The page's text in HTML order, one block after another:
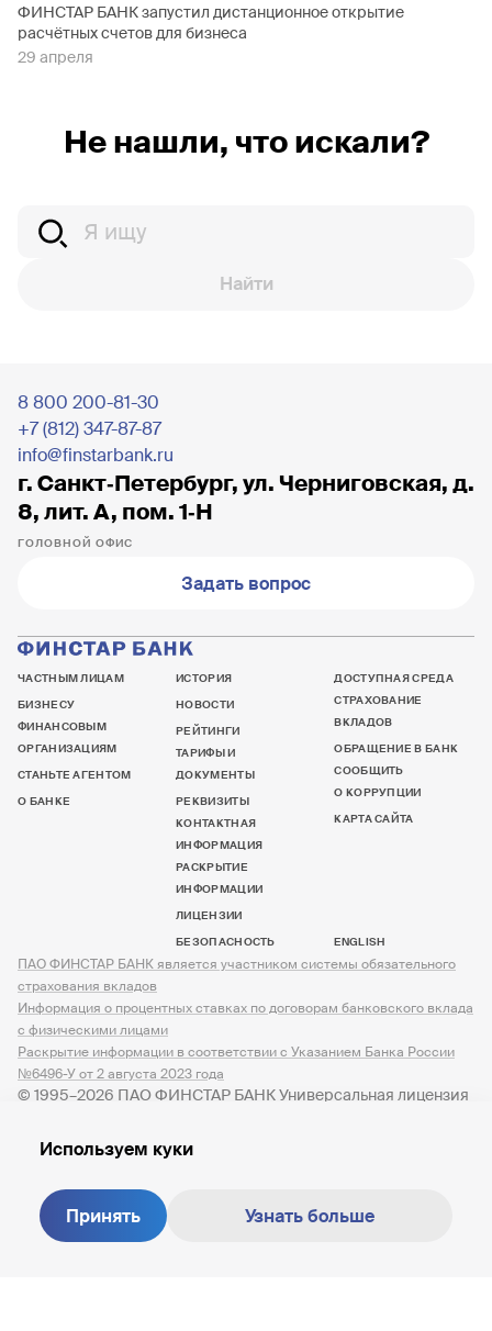
ФИНСТАР БАНК запустил дистанционное открытие
расчётных счетов для бизнеса
29 апреля
Не нашли, что искали?
Найти
8 800 200-81-30
+7 (812) 347-87-87
info@finstarbank.ru
г. Санкт‐Петербург, ул. Черниговская, д.
8, лит. А, пом. 1‐Н
ГОЛОВНОЙ ОФИС
Задать вопрос
ЧАСТНЫМ ЛИЦАМ
БИЗНЕСУ
ФИНАНСОВЫМ
ОРГАНИЗАЦИЯМ
СТАНЬТЕ АГЕНТОМ
О БАНКЕ
ИСТОРИЯ
НОВОСТИ
РЕЙТИНГИ
ТАРИФЫ И
ДОКУМЕНТЫ
РЕКВИЗИТЫ
КОНТАКТНАЯ
ИНФОРМАЦИЯ
РАСКРЫТИЕ
ИНФОРМАЦИИ
ЛИЦЕНЗИИ
БЕЗОПАСНОСТЬ
ДОСТУПНАЯ СРЕДА
СТРАХОВАНИЕ
ВКЛАДОВ
ОБРАЩЕНИЕ В БАНК
СООБЩИТЬ
О КОРРУПЦИИ
КАРТА САЙТА
ENGLISH
© 1995–2026 ПАО ФИНСТАР БАНК Универсальная лицензия
ПАО ФИНСТАР БАНК является участником системы обязательного
страхования вкладов
Информация о процентных ставках по договорам банковского вклада
с физическими лицами
Раскрытие информации в соответствии с Указанием Банка России
№6496-У от 2 августа 2023 года
Создание сайта — M18
Используем куки
Принять Узнать больше